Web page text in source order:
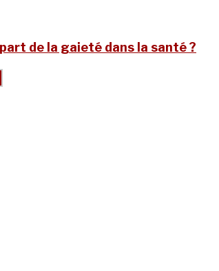
de la gaieté dans la santé ?